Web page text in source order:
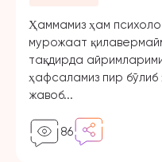
Ҳаммамиз ҳам
мурожаат
тақдирда
ҳафсаламиз пир
жавоб...
86